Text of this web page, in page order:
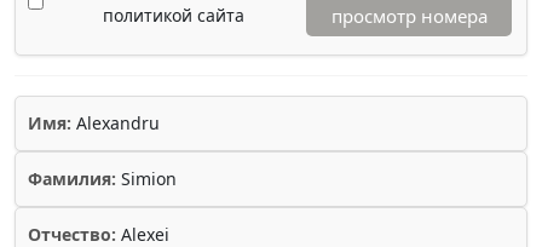
политикой сайта
просмотр номера
Имя: Alexandru
Фамилия: Simion
Отчество: Alexei